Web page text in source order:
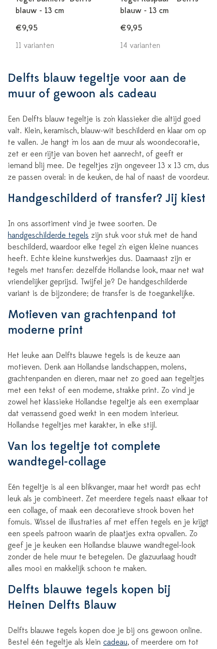
blauw - 13 cm
€9,95
11 varianten
blauw - 13 cm
€9,95
14 varianten
Delfts blauw tegeltje voor aan de
muur of gewoon als cadeau
Een Delfts blauw tegeltje is zo'n klassieker die altijd goed
valt. Klein, keramisch, blauw-wit beschilderd en klaar om op
te vallen. Je hangt 'm los aan de muur als woondecoratie,
zet er een rijtje van boven het aanrecht, of geeft er
iemand blij mee. De tegeltjes zijn ongeveer 13 x 13 cm, dus
ze passen overal: in de keuken, de hal of naast de voordeur.
Handgeschilderd of transfer? Jij kiest
In ons assortiment vind je twee soorten. De
handgeschilderde tegels zijn stuk voor stuk met de hand
beschilderd, waardoor elke tegel z'n eigen kleine nuances
heeft. Echte kleine kunstwerkjes dus. Daarnaast zijn er
tegels met transfer: dezelfde Hollandse look, maar net wat
vriendelijker geprijsd. Twijfel je? De handgeschilderde
variant is de bijzondere; de transfer is de toegankelijke.
Motieven van grachtenpand tot
moderne print
Het leuke aan Delfts blauwe tegels is de keuze aan
motieven. Denk aan Hollandse landschappen, molens,
grachtenpanden en dieren, maar net zo goed aan tegeltjes
met een tekst of een moderne, strakke print. Zo vind je
zowel het klassieke Hollandse tegeltje als een exemplaar
dat verrassend goed werkt in een modern interieur.
Hollandse tegeltjes met karakter, in elke stijl.
Van los tegeltje tot complete
wandtegel-collage
Eén tegeltje is al een blikvanger, maar het wordt pas echt
leuk als je combineert. Zet meerdere tegels naast elkaar tot
een collage, of maak een decoratieve strook boven het
fornuis. Wissel de illustraties af met effen tegels en je krijgt
een speels patroon waarin de plaatjes extra opvallen. Zo
geef je je keuken een Hollandse blauwe wandtegel-look
zonder de hele muur te betegelen. De glazuurlaag houdt
alles mooi en makkelijk schoon te maken.
Delfts blauwe tegels kopen bij
Heinen Delfts Blauw
Delfts blauwe tegels kopen doe je bij ons gewoon online.
Bestel één tegeltje als klein cadeau, of meerdere om tot